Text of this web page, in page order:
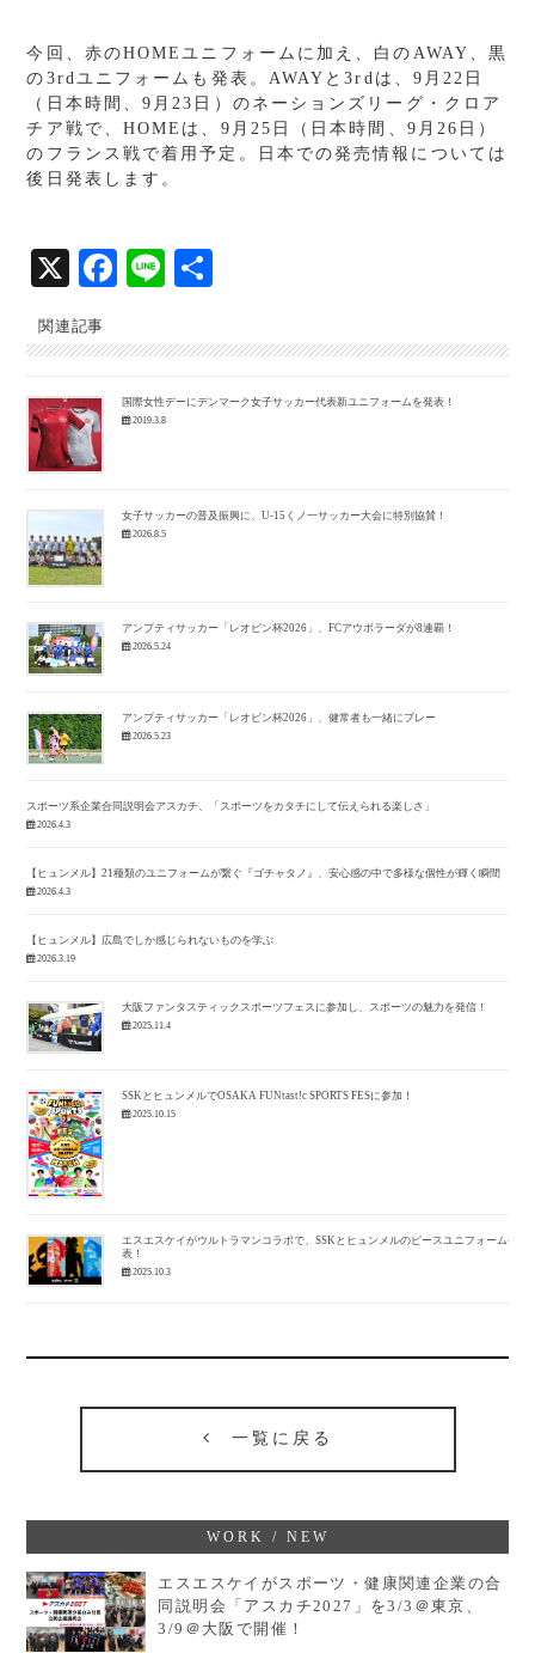
今回、赤のHOME ユニフォームに加え、白の AWAY
、黒
の 3rd ユニフォームも発表。 AWAY と3rd は、 9 月 22 日
（日本時間、9 月 23 日）のネーションズリーグ・クロア
チア戦で、 HOME は、 9 月 25 日（日本時間、 9 月 26 日）
のフランス戦で着用予定。日本での発売情報については
後日発表します。
X
Fa
bo
Li
関連記事
国際女性デーにデンマーク女子サッカー代表新ユニフォームを発表！
2019.3.8
女子サッカーの普及振興に、U-15くノ一サッカー大会に特別協賛！
2026.8.5
アンプティサッカー「レオピン杯2026」、FCアウボラーダが8連覇！
2026.5.24
アンプティサッカー「レオピン杯2026」、健常者も一緒にプレー
2026.5.23
スポーツ系企業合同説明会アスカチ、「スポーツをカタチにして伝えられる楽しさ」
2026.4.3
【ヒュンメル】21種類のユニフォームが繋ぐ『ゴチャタノ』、安心感の中で多様な個性が輝く瞬間
2026.4.3
【ヒュンメル】広島でしか感じられないものを学ぶ
2026.3.19
大阪ファンタスティックスポーツフェスに参加し、スポーツの魅力を発信！
2025.11.4
SSKとヒュンメルでOSAKA FUNtast!c SPORTS FESに参加！
2025.10.15
エスエスケイがウルトラマンコラボで、SSKとヒュンメルのピースユニフォーム発
表！
2025.10.3
一覧に戻る
WORK / NEW
エスエスケイがスポーツ・健康関連企業の合
同説明会「アスカチ2027」を3/3＠東京、
3/9＠大阪で開催！